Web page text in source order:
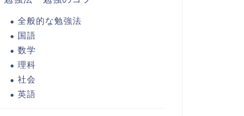
全般的な勉強法
国語
数学
理科
社会
英語